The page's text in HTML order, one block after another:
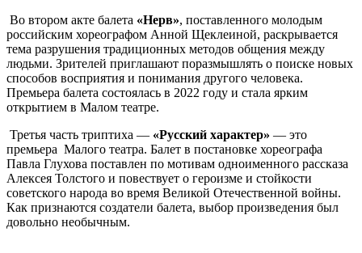
Во втором акте балета «Нерв», поставленного молодым
российским хореографом Анной Щеклеиной, раскрывается
тема разрушения традиционных методов общения между
людьми. Зрителей приглашают поразмышлять о поиске новых
способов восприятия и понимания другого человека.
Премьера балета состоялась в 2022 году и стала ярким
открытием в Малом театре.
Третья часть триптиха — «Русский характер» — это
премьера Малого театра. Балет в постановке хореографа
Павла Глухова поставлен по мотивам одноименного рассказа
Алексея Толстого и повествует о героизме и стойкости
советского народа во время Великой Отечественной войны.
Как признаются создатели балета, выбор произведения был
довольно необычным.